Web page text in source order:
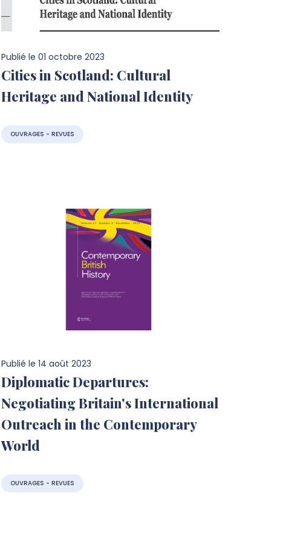
Publié le 01 octobre 2023
Cities in Scotland: Cultural
Heritage and National Identity
OUVRAGES - REVUES
Publié le 14 août 2023
Diplomatic Departures:
Negotiating Britain's International
Outreach in the Contemporary
World
OUVRAGES - REVUES